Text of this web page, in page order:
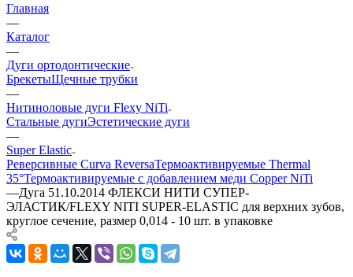
Главная
—
Каталог
—
Дуги ортодонтические
БрекетыЩечные трубки
—
Нитиноловые дуги Flexy NiTi
Стальные дугиЭстетические дуги
—
Super Elastic
Реверсивные Curva ReversaТермоактивируемые Thermal
35°Термоактивируемые с добавлением меди Copper NiTi
—Дуга 51.10.2014 ФЛЕКСИ НИТИ СУПЕР-
ЭЛАСТИК/FLEXY NITI SUPER-ELASTIC для верхних зубов,
круглое сечение, размер 0,014 - 10 шт. в упаковке